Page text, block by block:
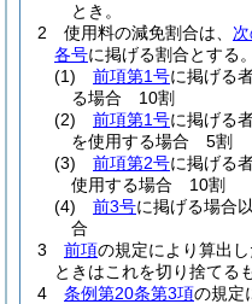
とき。
2
使用料の減免割合は、
各号に掲げる割合とする。
(1)
前項第1号に掲げる
る場合 10割
(2)
前項第1号に掲げる
を使用する場合 5割
(3)
前項第2号に掲げる
使用する場合 10割
(4)
前3号に掲げる場合
合
3
前項の規定により算出
ときはこれを切り捨てる
4
条例第20条第3項の規定